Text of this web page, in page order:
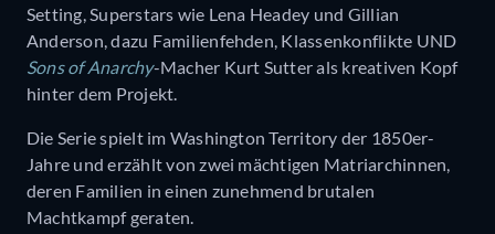
Setting, Superstars wie Lena Headey und Gillian
Anderson, dazu Familienfehden, Klassenkonflikte UND
Sons of Anarchy-Macher Kurt Sutter als kreativen Kopf
hinter dem Projekt.
Die Serie spielt im Washington Territory der 1850er-
Jahre und erzählt von zwei mächtigen Matriarchinnen,
deren Familien in einen zunehmend brutalen
Machtkampf geraten.